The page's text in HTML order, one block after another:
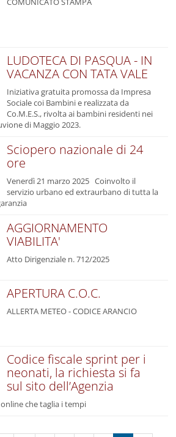
LUDOTECA DI PASQUA - IN
VACANZA CON TATA VALE
Iniziativa gratuita promossa da Impresa
Sociale coi Bambini e realizzata da
Co.M.E.S., rivolta ai bambini residenti nei
di Maggio 2023.
Sciopero nazionale di 24
ore
Venerdì 21 marzo 2025 Coinvolto il
servizio urbano ed extraurbano di tutta la
AGGIORNAMENTO
VIABILITA'
Atto Dirigenziale n. 712/2025
APERTURA C.O.C.
ALLERTA METEO - CODICE ARANCIO
Codice fiscale sprint per i
neonati, la richiesta si fa
sul sito dell’Agenzia
che taglia i tempi